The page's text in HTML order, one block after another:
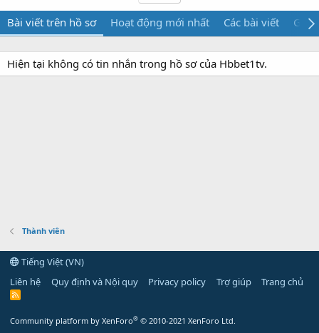
Bài viết trên hồ sơ Hoạt động mới nhất Các bài viết Giới
Hiện tại không có tin nhắn trong hồ sơ của Hbbet1tv.
Thành viên
Tiếng Việt (VN)
Liên hệ
Quy định và Nội quy Privacy policy Trợ giúp Trang chủ
R
Community platform by XenForo® © 2010-2021 XenForo Ltd.